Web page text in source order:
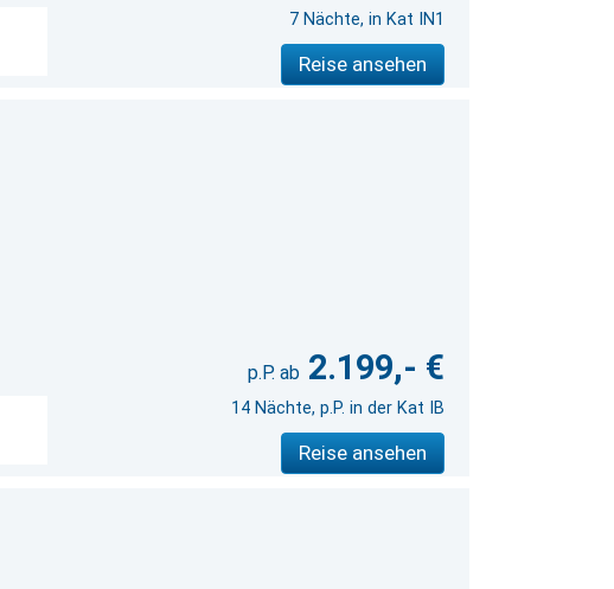
7 Nächte, in Kat IN1
Reise ansehen
2.199,- €
14 Nächte, p.P. in der Kat IB
Reise ansehen